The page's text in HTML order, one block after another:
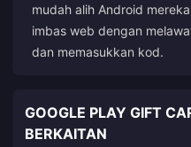
mudah alih Android
imbas web dengan
dan memasukkan kod.
GOOGLE PLAY GIFT
BERKAITAN